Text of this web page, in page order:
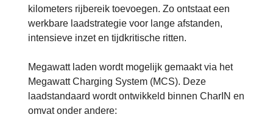
kilometers rijbereik toevoegen. Zo ontstaat een
werkbare laadstrategie voor lange afstanden,
intensieve inzet en tijdkritische ritten.
Megawatt laden wordt mogelijk gemaakt via het
Megawatt Charging System (MCS). Deze
laadstandaard wordt ontwikkeld binnen CharIN en
omvat onder andere: